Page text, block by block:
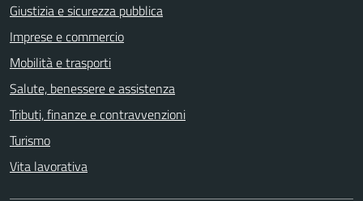
Giustizia e sicurezza pubblica
Imprese e commercio
Mobilità e trasporti
Salute, benessere e assistenza
Tributi, finanze e contravvenzioni
Turismo
Vita lavorativa